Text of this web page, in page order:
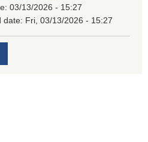
03/13/2026 - 15:27
date: Fri, 03/13/2026 - 15:27